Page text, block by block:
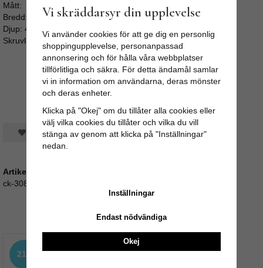
Mått:
Bredd: 5cm
Djup: 4cm
Skruvlängd: ca 3cm (M4)
Spara som favorit
Artikelnummer:
ck-308
Rekommenderade tillbehör till denna produkt
21%
Vi skräddarsyr din upplevelse
Vi använder cookies för att ge dig en personlig
shoppingupplevelse, personanpassad
annonsering och för hålla våra webbplatser
tillförlitliga och säkra. För detta ändamål samlar
vi in information om användarna, deras mönster
och deras enheter.
Klicka på "Okej" om du tillåter alla cookies eller
välj vilka cookies du tillåter och vilka du vill
stänga av genom att klicka på "Inställningar"
nedan.
Inställningar
Endast nödvändiga
Okej